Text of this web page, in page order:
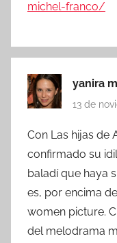
michel-franco/
yanira
13 de
Con Las hijas de
confirmado su
baladí que haya
es, por encima
women picture.
del melodrama